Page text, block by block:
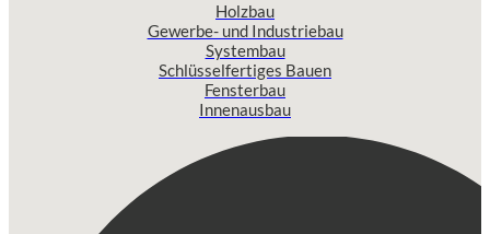
Holzbau
Gewerbe- und Industriebau
Systembau
Schlüsselfertiges Bauen
Fensterbau
Innenausbau